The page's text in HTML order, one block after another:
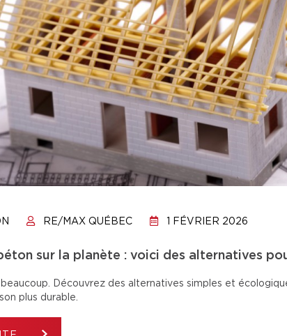
RE/MAX QUÉBEC 1 FÉVRIER 2026
sur la planète : voici des alternatives
Découvrez des alternatives simples et
plus durable.